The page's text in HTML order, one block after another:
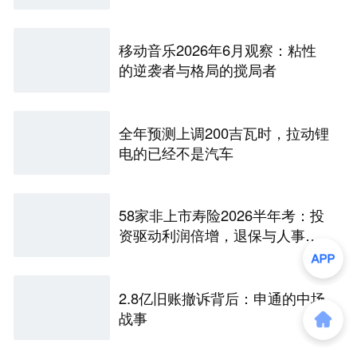
移动音乐2026年6月观察：粘性
的逆袭者与格局的搅局者
全年预测上调200吉瓦时，拉动锂
电的已经不是汽车
58家非上市寿险2026半年考：投
资驱动利润倍增，退保与人事风
2.8亿旧账撤诉背后：申通的中场
战事